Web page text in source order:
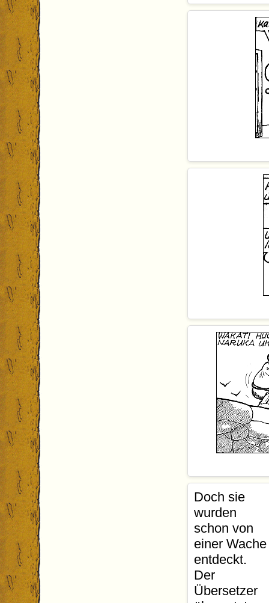
Übersetzer:
Auch Bi
Übersetzer:
:
Übersetzer:
Chef:
Übersetzer
Auch hier
Inzwischen
Madenge
noch."
Diese
die Mauer
Flucht
Doch sie
wurden
schon von
einer Wache
entdeckt.
Der
Übersetzer